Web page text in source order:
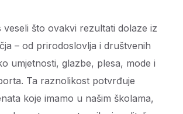
veseli što ovakvi rezultati dolaze iz
– od prirodoslovlja i društvenih
umjetnosti, glazbe, plesa, mode i
Ta raznolikost potvrđuje
koje imamo u našim školama,